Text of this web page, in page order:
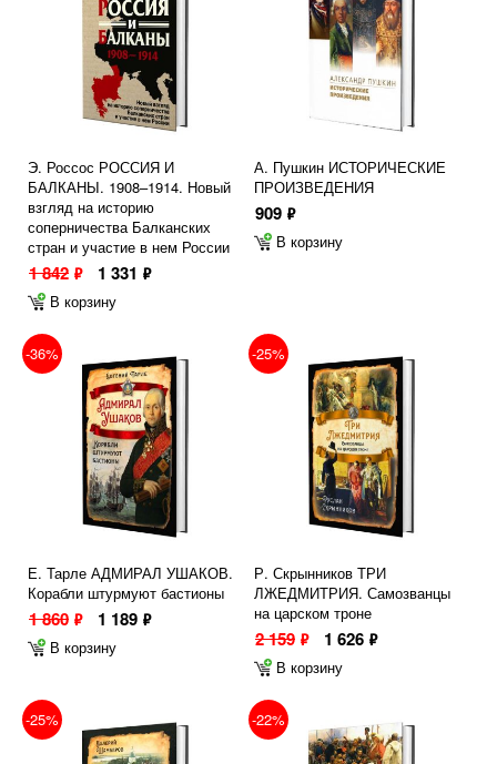
Э. Россос РОССИЯ И
БАЛКАНЫ. 1908–1914. Новый
взгляд на историю
соперничества Балканских
стран и участие в нем России
1 842 ф 1 331 ф
В корзину
А. Пушкин ИСТОРИЧЕСКИЕ
ПРОИЗВЕДЕНИЯ
909 ф
В корзину
-36%
Е. Тарле АДМИРАЛ УШАКОВ.
Корабли штурмуют бастионы
1 860 ф 1 189 ф
В корзину
-25%
Р. Скрынников ТРИ
ЛЖЕДМИТРИЯ. Самозванцы
на царском троне
2 159 ф 1 626 ф
В корзину
-25% -22%